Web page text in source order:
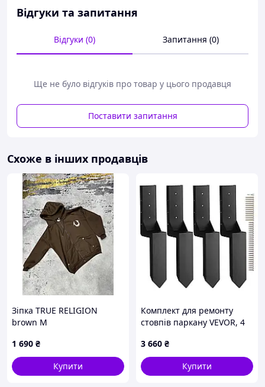
Відгуки та запитання
Відгуки (0) Запитання (0)
Ще не було відгуків про товар у цього продавця
Поставити запитання
Схоже в інших продавців
Зіпка TRUE RELIGION
brown M
1 690 ₴
Купити
Комплект для ремонту
стовпів паркану VEVOR, 4
3,5 x 3,5 дюйми, сталевий
кілочок для установки в
землю, для
3 660 ₴
Купити